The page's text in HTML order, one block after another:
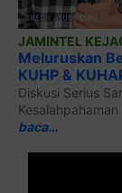
JAMINTEL
Meluruskan
KUHP &
Diskusi Serius
baca…